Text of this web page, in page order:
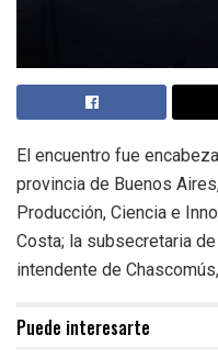
El encuentro fue
provincia de Buenos
Producción, Ciencia e
Costa; la subsecretaria
intendente de
Puede interesarte